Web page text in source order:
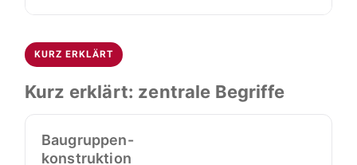
Handhabungstechnik.
Details Ihres konkreten Projekts. Danach
übernimmt BOJKO die Umsetzung vollständig:
Einen eigenen Projektmanager brauchen Sie
nicht, denn wir arbeiten proaktiv und
vollständigen Satz an Konstruktionsunterlagen,
Inventor. Als Ergebnis erhalten Sie vollständige
3D-CAD-Daten, Baugruppen- und
Montagezeichnungen, Einzelteilzeichnungen
sowie strukturierte Stücklisten, mit denen sich
oder fertigen lassen.
KURZ ERKLÄRT
Kurz erklärt: zentrale Begriffe
Baugruppen-
konstruktion